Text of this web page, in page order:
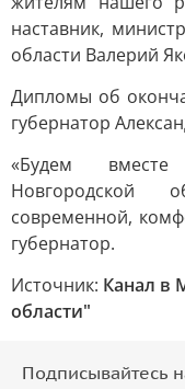
наставник,
области Валерий
Дипломы об
губернатор
«Будем
Новгородской
современной,
губернатор.
Источник: Канал в
области"
Подписывайтесь